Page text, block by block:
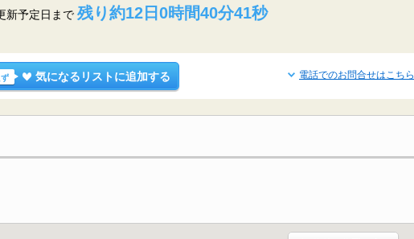
新予定日まで 残り約12日0時間40分40秒
気になるリストに追加する 電話でのお問合せはこちら